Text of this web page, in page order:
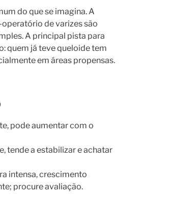
do que se imagina. A
de varizes são
A principal pista para
quem já teve queloide tem
em áreas propensas.
pode aumentar com o
tende a estabilizar e achatar
intensa, crescimento
procure avaliação.